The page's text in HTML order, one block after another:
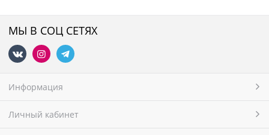
МЫ В СОЦ СЕТЯХ
Информация
Личный кабинет